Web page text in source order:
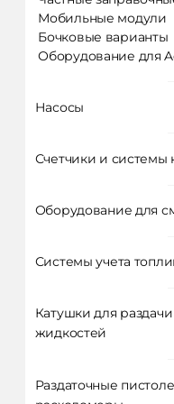
Мобильные модули
Бочковые варианты
Оборудование для
Насосы
Все насосы
Для масла и сходных
Счетчики и системы
Все счетчики и
Импульсные
Оборудование для
Все оборудование
Системы учета
Все системы учета
ТРК НЕВА
Тарировочные
Катушки для
жидкостей
Раздаточные
КОНТАКТЫ